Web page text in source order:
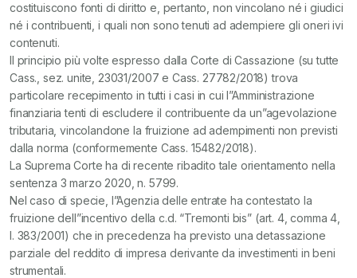
costituiscono fonti di diritto e, pertanto, non vincolano né i giudici
né i contribuenti, i quali non sono tenuti ad adempiere gli oneri ivi
contenuti.
Il principio più volte espresso dalla Corte di Cassazione (su tutte
Cass., sez. unite, 23031/2007 e Cass. 27782/2018) trova
particolare recepimento in tutti i casi in cui l”Amministrazione
finanziaria tenti di escludere il contribuente da un”agevolazione
tributaria, vincolandone la fruizione ad adempimenti non previsti
dalla norma (conformemente Cass. 15482/2018).
La Suprema Corte ha di recente ribadito tale orientamento nella
sentenza 3 marzo 2020, n. 5799.
Nel caso di specie, l”Agenzia delle entrate ha contestato la
fruizione dell”incentivo della c.d. “Tremonti bis” (art. 4, comma 4,
l. 383/2001) che in precedenza ha previsto una detassazione
parziale del reddito di impresa derivante da investimenti in beni
strumentali.